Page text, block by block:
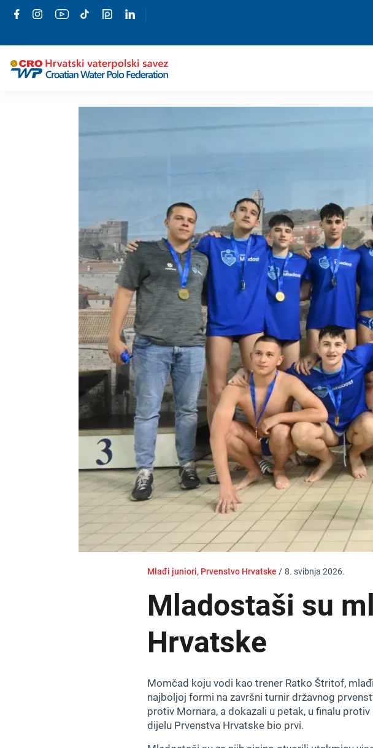
Mlađi juniori, Prvenstvo Hrvatske / 8. svibnja 2026.
Mladostaši su
Hrvatske
Momčad koju vodi kao trener Ratko Štritof,
najboljoj formi na završni turnir državnog
protiv Mornara, a dokazali u petak, u finalu
dijelu Prvenstva Hrvatske bio prvi.